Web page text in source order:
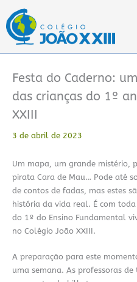
para
conteúdo
Festa do Caderno:
das crianças do 1º
XXIII
3 de abril de 2023
Um mapa, um grande mistério,
pirata Cara de Mau… Pode até
de contos de fadas, mas estes
história da vida real. É com
do 1º do Ensino Fundamental
no Colégio João XXIII.
A preparação para este
uma semana. As professoras